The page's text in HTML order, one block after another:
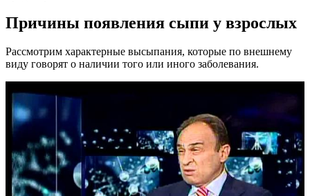
Причины появления сыпи у взрослых
Рассмотрим характерные высыпания, которые по внешнему
виду говорят о наличии того или иного заболевания.